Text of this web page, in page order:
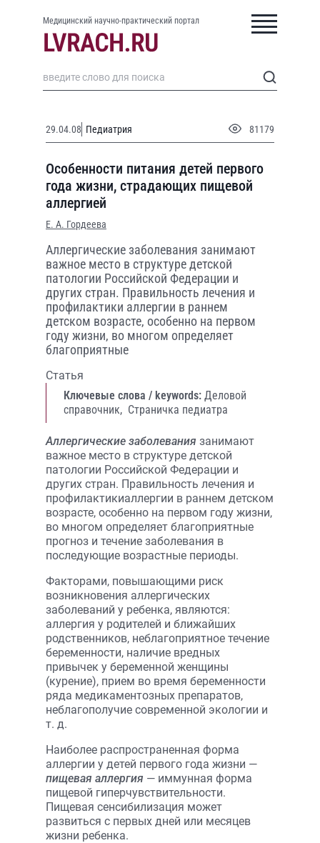
Медицинский научно-практический портал
29.04.08 Педиатрия 81179
Особенности питания детей первого
года жизни, страдающих пищевой
аллергией
Е. А. Гордеева
Аллергические заболевания занимают
важное место в структуре детской
патологии Российской Федерации и
других стран. Правильность лечения и
профилактики аллергии в раннем
детском возрасте, особенно на первом
году жизни, во многом определяет
благоприятные
Статья
Ключевые слова / keywords: Деловой
справочник, Страничка педиатра
Аллергические заболевания занимают
важное место в структуре детской
патологии Российской Федерации и
других стран. Правильность лечения и
профилактикиаллергии в раннем детском
возрасте, особенно на первом году жизни,
во многом определяет благоприятные
прогноз и течение заболевания в
последующие возрастные периоды.
Факторами, повышающими риск
возникновения аллергических
заболеваний у ребенка, являются:
аллергия у родителей и ближайших
родственников, неблагоприятное течение
беременности, наличие вредных
привычек у беременной женщины
(курение), прием во время беременности
ряда медикаментозных препаратов,
неблагополучие современной экологии и
т. д.
Наиболее распространенная форма
аллергии у детей первого года жизни —
пищевая аллергия — иммунная форма
пищевой гиперчувствительности.
Пищевая сенсибилизация может
развиться с первых дней или месяцев
жизни ребенка.